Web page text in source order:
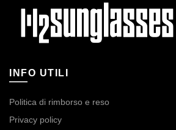
24,90€
Scegli
24,90€
15,90€
Scegli